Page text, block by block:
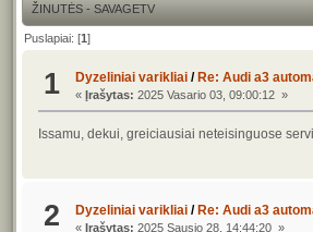
ŽINUTĖS - SAVAGETV
Puslapiai: [1]
1 Dyzeliniai varikliai / Re: Audi a3
« Įrašytas: 2025 Vasario 03, 09:00:12 »
Issamu, dekui, greiciausiai neteisinguose
2 Dyzeliniai varikliai /Re: Audi a3
«Įrašytas: 2025 Sausio 28, 14:44:20 »